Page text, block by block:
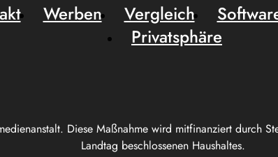
Diese Maßnahme wird mitfinanziert durch
Landtag beschlossenen Haushaltes.
Werben Vergleich
Privatsphäre